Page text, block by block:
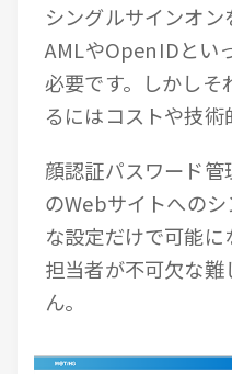
シングルサインオ
AMLやOpenIDとい
必要です。しかし
るにはコストや技術
顔認証パスワード
のWebサイトへの
な設定だけで可能
担当者が不可欠な
ん。